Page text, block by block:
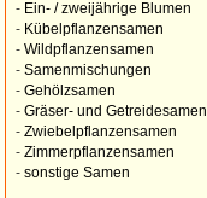
- Ein- / zweijährige Blumen
- Kübelpflanzensamen
- Wildpflanzensamen
- Samenmischungen
- Gehölzsamen
- Gräser- und Getreidesamen
- Zwiebelpflanzensamen
- Zimmerpflanzensamen
- sonstige Samen